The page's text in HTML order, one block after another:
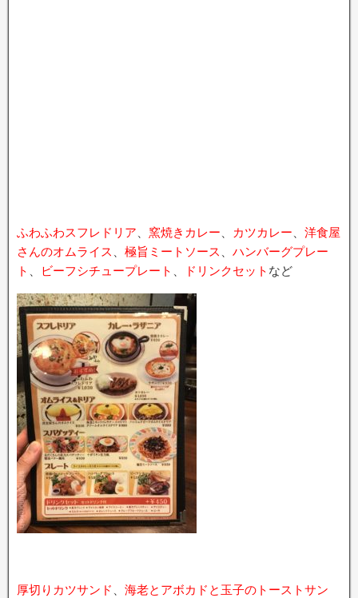
ふわふわスフレドリア 窯焼きカレー カツカレー
洋食屋
さんのオムライス
極旨ミートソース
ハンバーグプレー
ト
ビーフシチュープレート ドリンクセット など
厚切りカツサンド
海老とアボカドと玉子のトーストサン